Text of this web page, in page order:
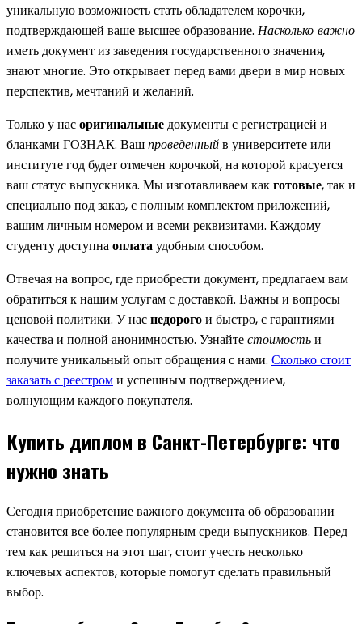
уникальную возможность стать обладателем корочки,
подтверждающей ваше высшее образование. Насколько важно
иметь документ из заведения государственного значения,
знают многие. Это открывает перед вами двери в мир новых
перспектив, мечтаний и желаний.
Только у насоригинальныедокументы с регистрацией и
бланками ГОЗНАК. Вашпроведенныйв университете или
институте год будет отмечен корочкой, на которой красуется
ваш статус выпускника. Мы изготавливаем какготовые, так и
специально под заказ, с полным комплектом приложений,
вашим личным номером и всеми реквизитами. Каждому
студенту доступнаоплатаудобным способом.
Отвечая на вопрос, где приобрести документ, предлагаем вам
обратиться к нашим услугам с доставкой. Важны и вопросы
ценовой политики. У наснедорогои быстро, с гарантиями
качества и полной анонимностью. Узнайтестоимостьи
получите уникальный опыт обращения с нами. Сколько стоит
заказать с реестроми успешным подтверждением,
волнующим каждого покупателя.
Купить диплом в Санкт-Петербурге: что
нужно знать
Сегодня приобретение важного документа об образовании
становится все более популярным среди выпускников. Перед
тем как решиться на этот шаг, стоит учесть несколько
ключевых аспектов, которые помогут сделать правильный
выбор.